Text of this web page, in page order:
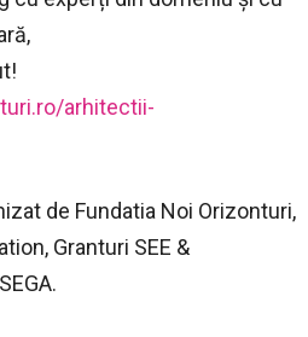
arhitectii-
de Fundatia Noi Orizonturi,
Granturi SEE &